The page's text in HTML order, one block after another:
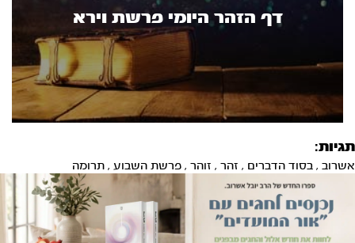
דף הזהר היומי פרשת וירא
תגיות:
אשרוב , בסוד הדברים , זהר , זוהר , פרשת השבוע , תרומה